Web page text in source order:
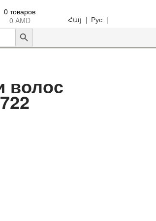
0 товаров
0 AMD Рус |
Հայ |
Search Button
волос